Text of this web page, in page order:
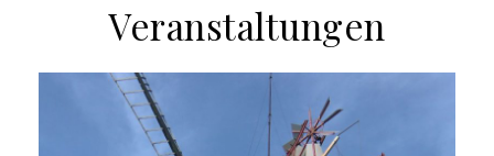
Veranstaltungen